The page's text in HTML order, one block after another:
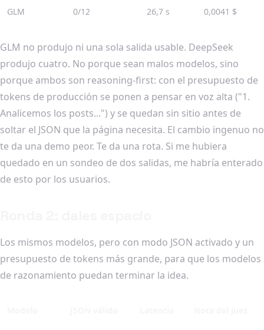
GLM 0/12 26,7 s 0,0041 $
GLM no produjo ni una sola salida usable. DeepSeek
produjo cuatro. No porque sean malos modelos, sino
porque ambos son reasoning-first: con el presupuesto de
tokens de producción se ponen a pensar en voz alta ("1.
Analicemos los posts...") y se quedan sin sitio antes de
soltar el JSON que la página necesita. El cambio ingenuo no
te da una demo peor. Te da una rota. Si me hubiera
quedado en un sondeo de dos salidas, me habría enterado
de esto por los usuarios.
Los mismos modelos, pero con modo JSON activado y un
presupuesto de tokens más grande, para que los modelos
de razonamiento puedan terminar la idea.